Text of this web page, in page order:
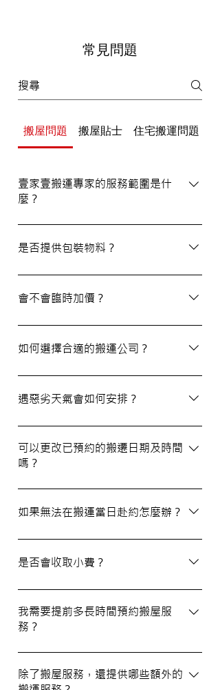
常見問題
搬屋問題 搬屋貼士 住宅搬運問題
壹家壹搬運專家的服務範圍是什
麼？
壹家壹搬運專家的服務覆蓋港九及新界，無
論是一般搬屋服務還是商務搬遷，我們都能
是否提供包裝物料？
是的，我們會為客戶提供包裝物料。如有需
要，請隨時與我們的客戶服務員查詢。
會不會臨時加價？
我們的報價透明，會根據您提供的物品清單
提供合理預算，絕無隱藏費用。除非搬運當
約定的費用。
如何選擇合適的搬運公司？
選擇一間合適的搬運公司非常重要，建議您
選擇經驗豐富、提供專業服務且預算合理的
擇！
遇惡劣天氣會如何安排？
如搬屋當日遇上惡劣天氣，我們會提前與您
聯絡並安排改期。具體安排如下： 黑色暴
雨或八號熱帶氣旋警告於早上十時前發出：
我們會即時更新安排。 工作時間內解除警
可以更改已預約的搬遷日期及時間
嗎？
如果需要更改或取消已預約的搬運服務，請
在預定搬運日期前至少兩個工作日的下午三
50%作為行政費。
如果無法在搬運當日赴約怎麼辦？
若您無法在搬運當日赴約，請至少提前兩個
工作日的下午三時通知我們，否則我們將有
是否會收取小費？
我們不會向客戶索取小費，但客戶可自願性
地為搬運團隊作獎賞，以表達對我們服務的
滿意。
我需要提前多長時間預約搬屋服
務？
我們建議您在搬屋前一至三星期預約搬運日
期及時間，特別是在熱門的週末，以確保我
除了搬屋服務，還提供哪些額外的